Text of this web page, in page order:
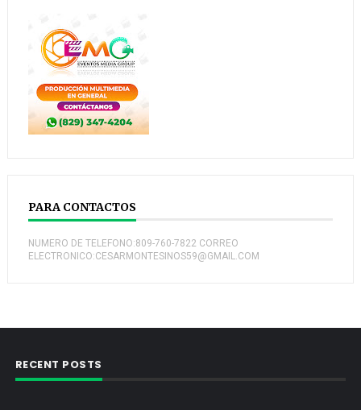
PARA CONTACTOS
NUMERO DE TELEFONO:809-760-7822 CORREO
ELECTRONICO:CESARMONTESINOS59@GMAIL.COM
RECENT POSTS